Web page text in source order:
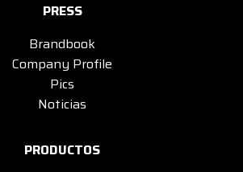
PRESS
Brandbook
Company Profile
Pics
Noticias
PRODUCTOS